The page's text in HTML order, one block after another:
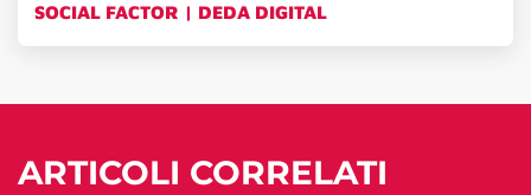
SOCIAL FACTOR | DEDA DIGITAL
ARTICOLI CORRELATI